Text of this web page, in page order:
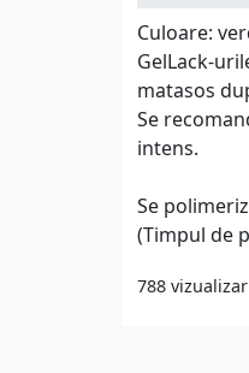
Culoare:
GelLack-
matasos
Se
intens.
Se
(Timpul de
788